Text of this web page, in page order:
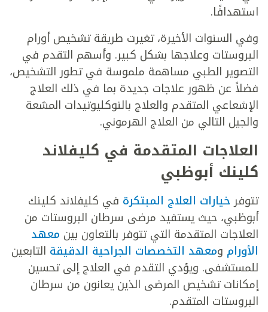
استهدافًا.
وفي السنوات الأخيرة، تغيرت طريقة تشخيص أورام
البروستات وعلاجها بشكل كبير. وأسهم التقدم في
التصوير الطبي مساهمة ملموسة في تطور التشخيص،
فضلاً عن ظهور علاجات جديدة بما في ذلك العلاج
الإشعاعي المتقدم والعلاج بالنوكليوتيدات المشعة
والجيل التالي من العلاج الهرموني.
العلاجات المتقدمة في كليفلاند
كلينك أبوظبي
تتوفر خيارات العلاج المبتكرة في كليفلاند كلينك
أبوظبي، حيث يستفيد مرضى سرطان البروستات من
العلاجات المتقدمة التي تتوفر بالتعاون بين معهد
الأورام ومعهد التخصصات الجراحية الدقيقة التابعين
للمستشفى. ويؤدي التقدم في العلاج إلى تحسين
إمكانات تشخيص المرضى الذين يعانون من سرطان
البروستات المتقدم.